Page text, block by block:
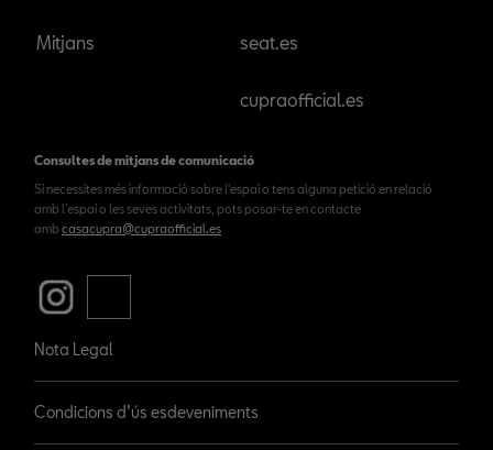
Mitjans seat.es
cupraofficial.es
Consultes de mitjans de comunicació
Si necessites més informació sobre l'espai o tens alguna petició en relació
amb l'espai o les seves activitats, pots posar-te en contacte
amb casacupra@cupraofficial.es
Nota Legal
Condicions d’ús esdeveniments